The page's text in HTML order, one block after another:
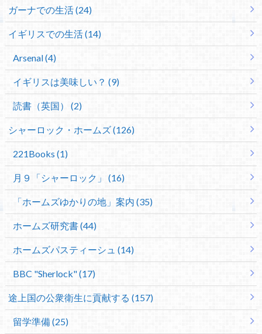
ガーナでの生活 (24)
イギリスでの生活 (14)
Arsenal (4)
イギリスは美味しい？ (9)
読書（英国） (2)
シャーロック・ホームズ (126)
221Books (1)
月９「シャーロック」 (16)
「ホームズゆかりの地」案内 (35)
ホームズ研究書 (44)
ホームズパスティーシュ (14)
BBC "Sherlock" (17)
途上国の公衆衛生に貢献する (157)
留学準備 (25)